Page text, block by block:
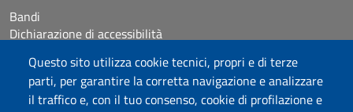
Questo sito utilizza cookie tecnici, propri e di terze
parti, per garantire la corretta navigazione e analizzare
il traffico e, con il tuo consenso, cookie di profilazione e
Bandi
Dichiarazione di accessibilità
Protocollo